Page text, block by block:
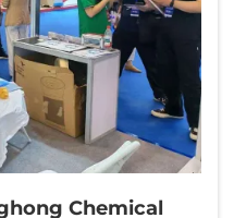
Chemical